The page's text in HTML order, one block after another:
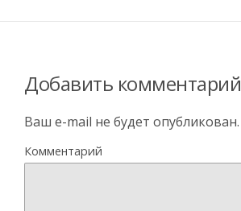
Добавить комментарий
Ваш e-mail не будет опубликован.
Комментарий